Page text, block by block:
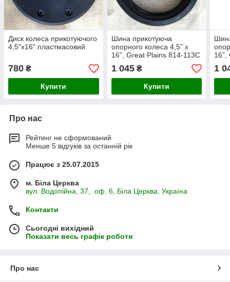
Диск колеса прикотуючого
4,5"х16" пластмасовий
780 ₴
Купити
Шина прикотуюча
опорного колеса 4,5” x
16”, Great Plains 814-113C
1 045₴
Купити
1
Про нас
Рейтинг не сформований
Менше 5 відгуків за останній рік
Працює з 25.07.2015
м. Біла Церква
вул. Водопійна, 37, .оф. 6, Біла Церква, Україна
Контакти
Сьогодні вихідний
Показати весь графік роботи
Про нас